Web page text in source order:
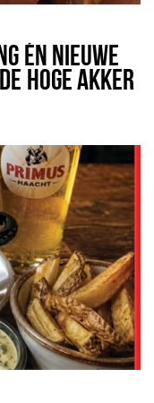
ÉN NIEUWE
HOGE AKKER